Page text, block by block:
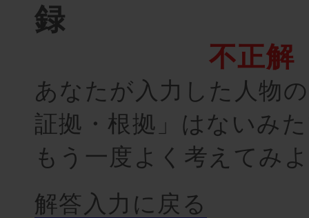
録
不正解
あなたが入力した人物
証拠・根拠」はないみ
もう一度よく考えてみ
解答入力に戻る